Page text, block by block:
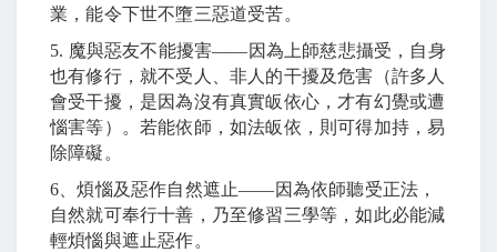
業，能令下世不墮三惡道受苦。
5. 魔與惡友不能擾害――因為上師慈悲攝受，自身
也有修行，就不受人、非人的干擾及危害（許多人
會受干擾，是因為沒有真實皈依心，才有幻覺或遭
惱害等）。若能依師，如法皈依，則可得加持，易
除障礙。
6 、煩惱及惡作自然遮止――因為依師聽受正法，
自然就可奉行十善，乃至修習三學等，如此必能減
輕煩惱與遮止惡作。